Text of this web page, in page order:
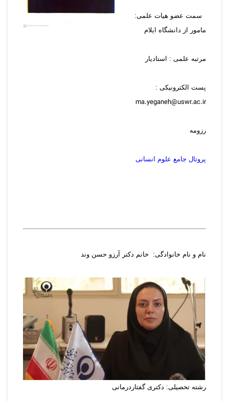
سمت عضو هیات علمی:
مامور از دانشگاه ایلام
مرتبه علمی : استادیار
پست الکترونیکی :
ma.yeganeh@uswr.ac.ir
رزومه
پروتال جامع علوم انسانی
نام و نام خانوادگی: خانم دکتر آرزو حسن وند
رشته تحصیلی: دکتری گفتاردرمانی